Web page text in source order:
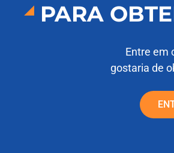
PARA
Entre em
gostaria de